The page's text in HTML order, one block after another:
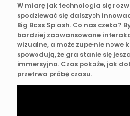
W miarę jak technologia się
spodziewać się dalszych
Big Bass Splash. Co nas czeka?
bardziej zaawansowane
wizualne, a może zupełnie nowe
spowodują, że gra stanie się
immersyjna. Czas pokaże, jak
przetrwa próbę czasu.